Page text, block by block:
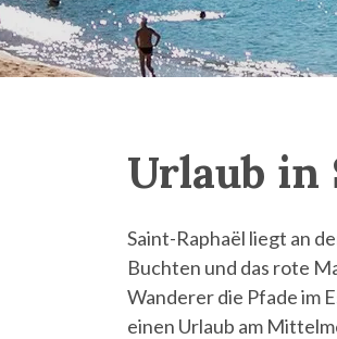
Urlaub in
Saint-Raphaël liegt an
Buchten und das rote
Wanderer die Pfade im
einen Urlaub am